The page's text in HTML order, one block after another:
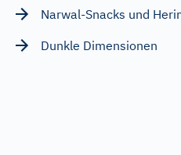
Narwal-Snacks und
Dunkle Dimensionen